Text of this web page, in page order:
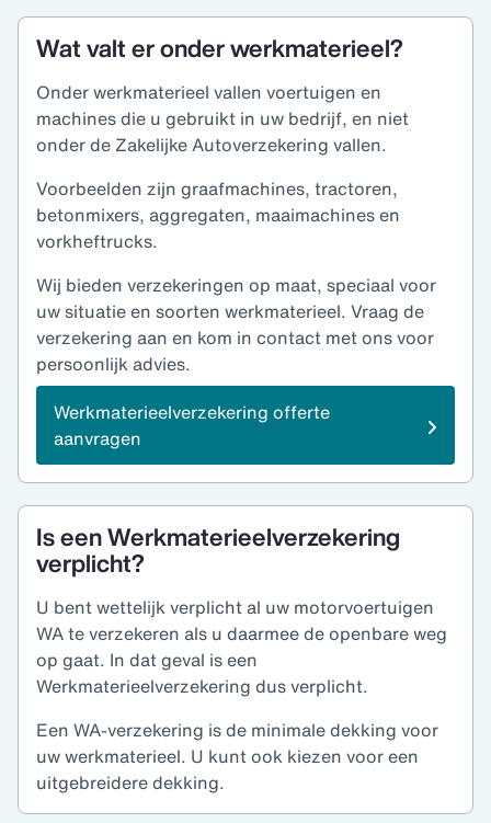
Wat valt er onder werkmaterieel?
Onder werkmaterieel vallen voertuigen en
machines die u gebruikt in uw bedrijf, en niet
onder de Zakelijke Autoverzekering vallen.
Voorbeelden zijn graafmachines, tractoren,
betonmixers, aggregaten, maaimachines en
vorkheftrucks.
Wij bieden verzekeringen op maat, speciaal voor
uw situatie en soorten werkmaterieel. Vraag de
verzekering aan en kom in contact met ons voor
persoonlijk advies.
Werkmaterieelverzekering offerte
aanvragen
Is een Werkmaterieelverzekering
verplicht?
U bent wettelijk verplicht al uw motorvoertuigen
WA te verzekeren als u daarmee de openbare weg
op gaat. In dat geval is een
Werkmaterieelverzekering dus verplicht.
Een WA-verzekering is de minimale dekking voor
uw werkmaterieel. U kunt ook kiezen voor een
uitgebreidere dekking.